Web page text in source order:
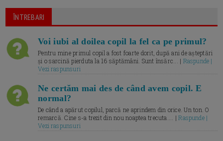
ÎNTREBARI
Voi iubi al doilea copil la fel ca pe primul?
Pentru mine primul copil a fost foarte dorit, după ani de așteptări
și o sarcină pierduta la 16 săptămâni. Sunt însărc... | Raspunde |
Vezi raspunsuri
Ne certăm mai des de când avem copil. E
normal?
De când a apărut copilul, parcă ne aprindem din orice. Un ton. O
remarcă. Cine s-a trezit din nou noaptea trecuta.... |Raspunde |
Vezi raspunsuri